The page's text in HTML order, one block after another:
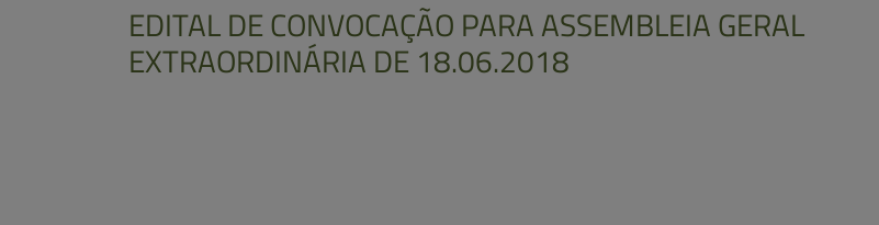
EDITAL DE CONVOCAÇÃO PARA ASSEMBLEIA GERAL
EXTRAORDINÁRIA DE 18.06.2018